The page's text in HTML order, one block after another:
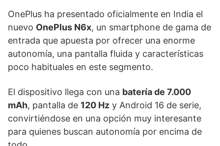
OnePlus ha presentado oficialmente en India el
nuevo OnePlus N6x, un smartphone de gama de
entrada que apuesta por ofrecer una enorme
autonomía, una pantalla fluida y características
poco habituales en este segmento.
El dispositivo llega con una batería de 7.000
mAh, pantalla de 120 Hz y Android 16 de serie,
convirtiéndose en una opción muy interesante
para quienes buscan autonomía por encima de